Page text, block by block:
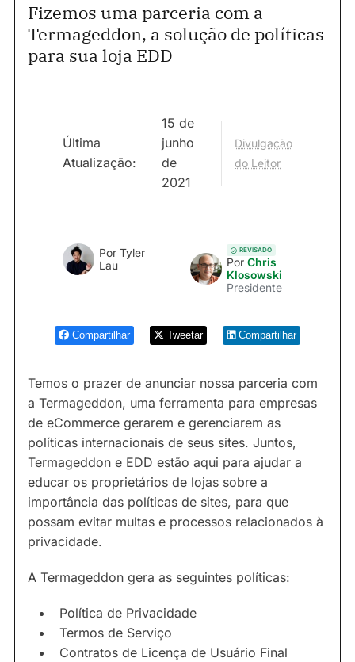
Fizemos uma parceria com a
Termageddon, a solução de políticas
para sua loja EDD
Última
Atualização:
15 de
junho
de
2021
Divulgação
do Leitor
Por Tyler
Lau
REVISADO
Por Chris
Klosowski
Presidente
Compartilhar Tweetar Compartilhar
Temos o prazer de anunciar nossa parceria com
a Termageddon, uma ferramenta para empresas
de eCommerce gerarem e gerenciarem as
políticas internacionais de seus sites. Juntos,
Termageddon e EDD estão aqui para ajudar a
educar os proprietários de lojas sobre a
importância das políticas de sites, para que
possam evitar multas e processos relacionados à
privacidade.
A Termageddon gera as seguintes políticas:
Política de Privacidade
Termos de Serviço
Contratos de Licença de Usuário Final